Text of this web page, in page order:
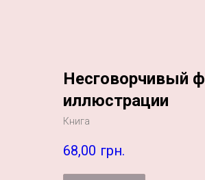
Несговорчивый
иллюстрации
Книга
68,00 грн.